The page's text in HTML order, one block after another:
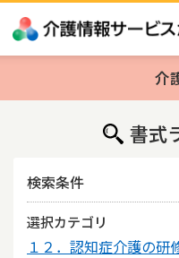
介
書式
検索条件
選択カテゴリ
１２．認知症介護の研